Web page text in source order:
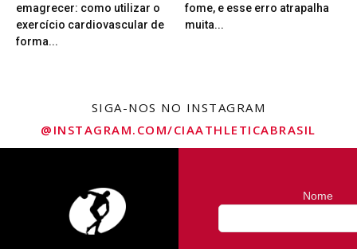
emagrecer: como utilizar o
exercício cardiovascular de
forma...
fome, e esse erro atrapalha
muita...
SIGA-NOS NO INSTAGRAM
@INSTAGRAM.COM/CIAATHLETICABRASIL
Nome